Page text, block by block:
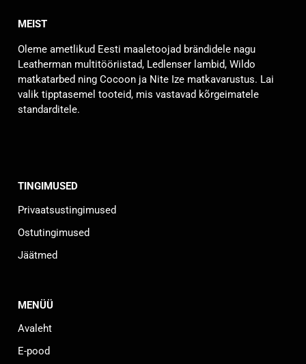
MEIST
Oleme ametlikud Eesti maaletoojad brändidele nagu
Leatherman multitööriistad, Ledlenser lambid, Wildo
matkatarbed ning Cocoon ja Nite Ize matkavarustus. Lai
valik tipptasemel tooteid, mis vastavad kõrgeimatele
standarditele.
TINGIMUSED
Privaatsustingimused
Ostutingimused
Jäätmed
MENÜÜ
Avaleht
E-pood